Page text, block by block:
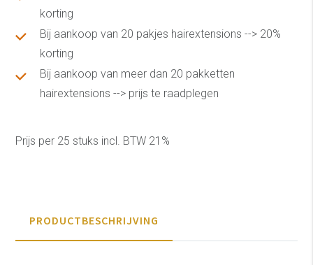
korting
Bij aankoop van 20 pakjes hairextensions --> 20%
korting
Bij aankoop van meer dan 20 pakketten
hairextensions --> prijs te raadplegen
Prijs per 25 stuks incl. BTW 21%
PRODUCTBESCHRIJVING